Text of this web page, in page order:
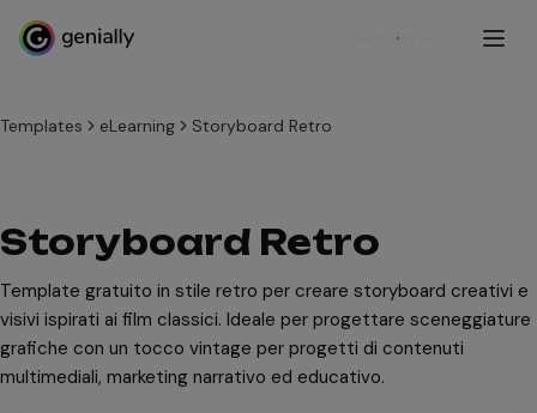
Registrati
Templates eLearning Storyboard Retro
Storyboard Retro
Template gratuito in stile retro per creare storyboard creativi e
visivi ispirati ai film classici. Ideale per progettare sceneggiature
grafiche con un tocco vintage per progetti di contenuti
multimediali, marketing narrativo ed educativo.